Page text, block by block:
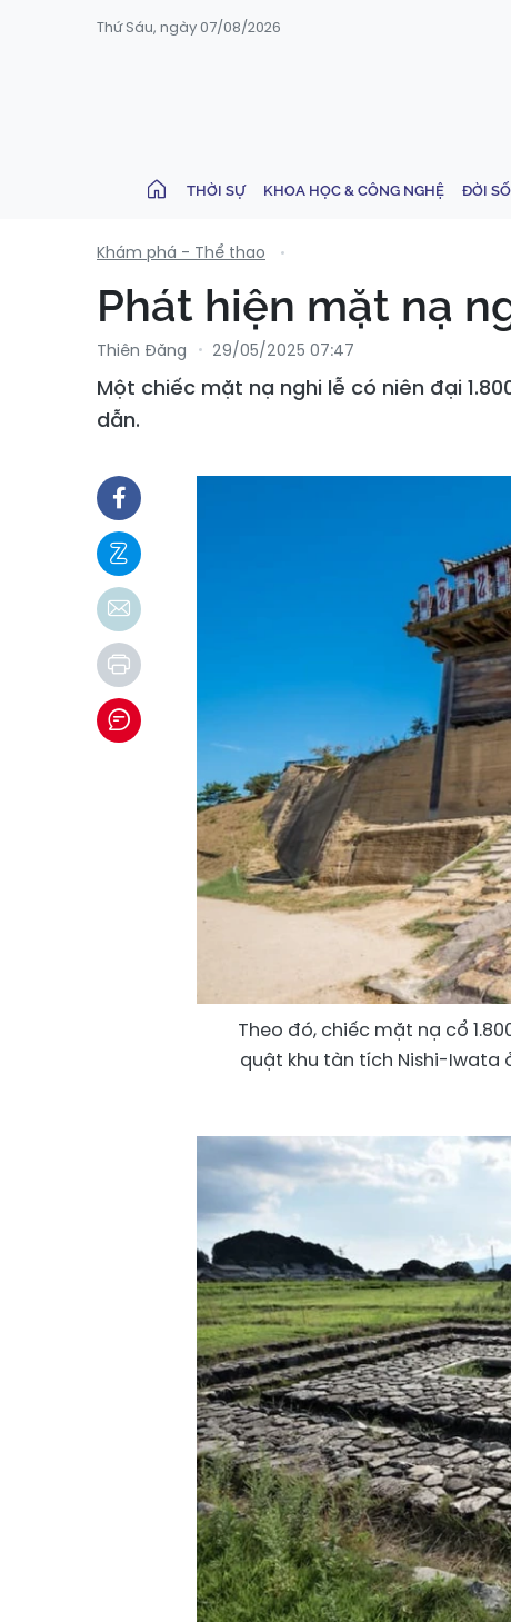
Thứ Sáu, ngày 07/08/2026
THỜI SỰ KHOA HỌC & CÔNG NGHỆ ĐỜI
Khám phá - Thể thao
Phát hiện mặt nạ
Thiên Đăng 29/05/2025 07:47
Một chiếc mặt nạ nghi lễ có niên đại
dẫn.
Theo đó, chiếc mặt nạ cổ
quật khu tàn tích Nishi-Iwata